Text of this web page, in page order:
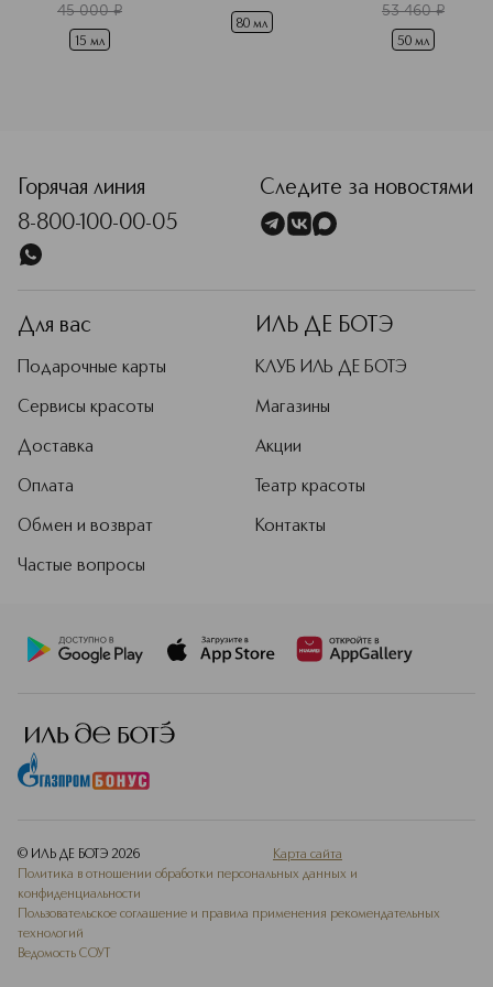
глаз
разглаживающий
45 000 ¤
15 мл
омолаживающий
80 мл
53 460 ¤
50 мл
Горячая линия
8-800-100-00-05
Следите за новостями
Для вас
Подарочные карты
Сервисы красоты
Доставка
Оплата
Обмен и возврат
Частые вопросы
ИЛЬ ДЕ БОТЭ
КЛУБ ИЛЬ ДЕ БОТЭ
Магазины
Акции
Театр красоты
Контакты
© ИЛЬ ДЕ БОТЭ 2026
Карта сайта
Политика в отношении обработки персональных данных и
конфиденциальности
Пользовательское соглашение и правила применения рекомендательных
технологий
Ведомость СОУТ